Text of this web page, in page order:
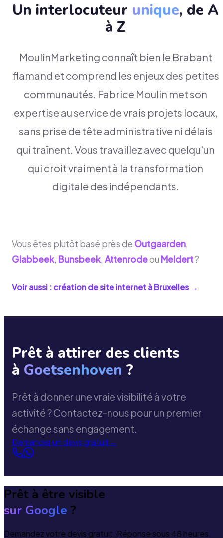
Un interlocuteur unique, de A
à Z
MoulinMarketing connaît bien le Brabant
flamand et comprend les enjeux des petites
communautés. Fabrice Moulin met son
expertise au service de vrais projets locaux,
sans prise de tête administrative ni délais
qui traînent. Vous travaillez avec quelqu'un
qui croit vraiment à la transformation
digitale des indépendants.
Vous êtes plutôt basé près de Outgaarden,
Glabbeek, Bunsbeek, Attenrodeou Meldert?
Voir aussi : création de site internet àBruxelles→
Prêt à attirer des clients
à Goetsenhoven ?
Prêt à donner une vraie visibilité à votre
activité ? Contactez-nous pour un premier
échange sans engagement.
Demander un devis gratuit→
Prêt à être visible
sur Google ?
Demandez votre devis gratuit. Réponse sous 48 heures.